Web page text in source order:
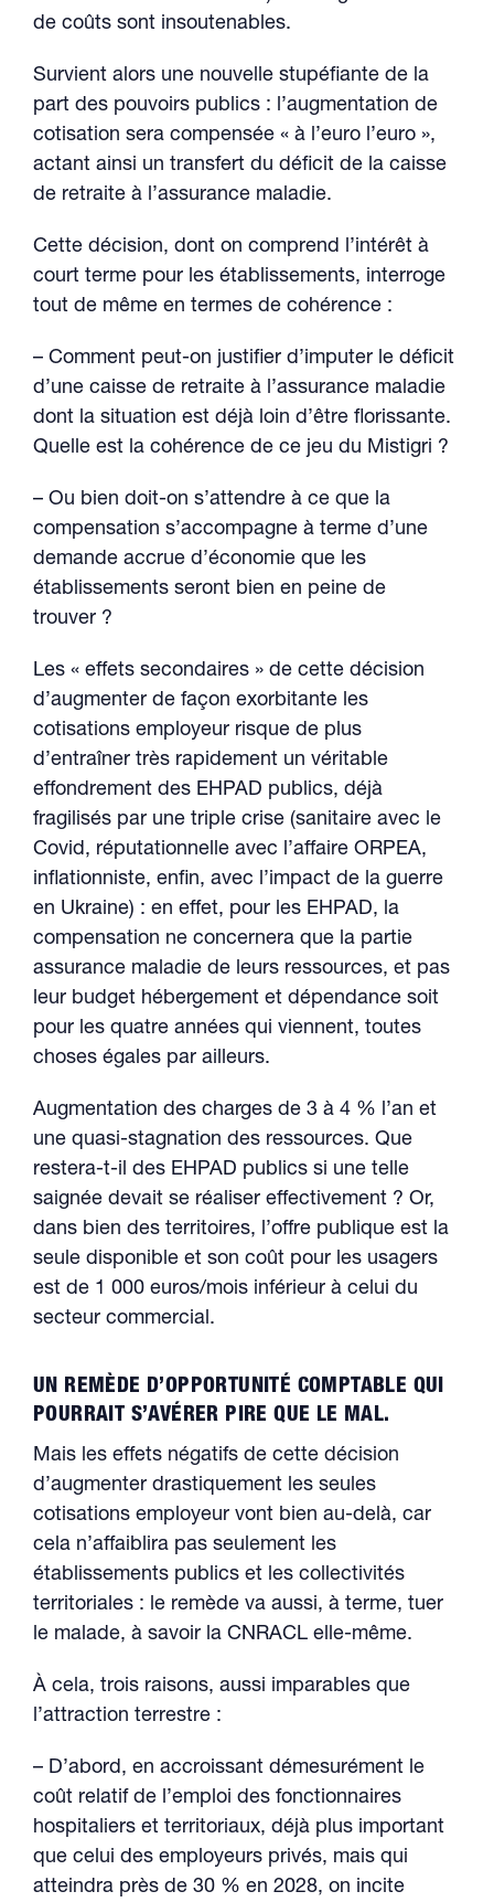
de coûts sont insoutenables.
Survient alors une nouvelle stupéfiante de la
part des pouvoirs publics : l’augmentation de
cotisation sera compensée « à l’euro l’euro »,
actant ainsi un transfert du déficit de la caisse
de retraite à l’assurance maladie.
Cette décision, dont on comprend l’intérêt à
court terme pour les établissements, interroge
tout de même en termes de cohérence :
– Comment peut-on justifier d’imputer le déficit
d’une caisse de retraite à l’assurance maladie
dont la situation est déjà loin d’être florissante.
Quelle est la cohérence de ce jeu du Mistigri ?
– Ou bien doit-on s’attendre à ce que la
compensation s’accompagne à terme d’une
demande accrue d’économie que les
établissements seront bien en peine de
trouver ?
Les « effets secondaires » de cette décision
d’augmenter de façon exorbitante les
cotisations employeur risque de plus
d’entraîner très rapidement un véritable
effondrement des EHPAD publics, déjà
fragilisés par une triple crise (sanitaire avec le
Covid, réputationnelle avec l’affaire ORPEA,
inflationniste, enfin, avec l’impact de la guerre
en Ukraine) : en effet, pour les EHPAD, la
compensation ne concernera que la partie
assurance maladie de leurs ressources, et pas
leur budget hébergement et dépendance soit
pour les quatre années qui viennent, toutes
choses égales par ailleurs.
Augmentation des charges de 3 à 4 % l’an et
une quasi-stagnation des ressources. Que
restera-t-il des EHPAD publics si une telle
saignée devait se réaliser effectivement ? Or,
dans bien des territoires, l’offre publique est la
seule disponible et son coût pour les usagers
est de 1 000 euros/mois inférieur à celui du
secteur commercial.
UN REMÈDE D’OPPORTUNITÉ COMPTABLE QUI
POURRAIT S’AVÉRER PIRE QUE LE MAL.
Mais les effets négatifs de cette décision
d’augmenter drastiquement les seules
cotisations employeur vont bien au-delà, car
cela n’affaiblira pas seulement les
établissements publics et les collectivités
territoriales : le remède va aussi, à terme, tuer
le malade, à savoir la CNRACL elle-même.
À cela, trois raisons, aussi imparables que
l’attraction terrestre :
– D’abord, en accroissant démesurément le
coût relatif de l’emploi des fonctionnaires
hospitaliers et territoriaux, déjà plus important
que celui des employeurs privés, mais qui
atteindra près de 30 % en 2028, on incite